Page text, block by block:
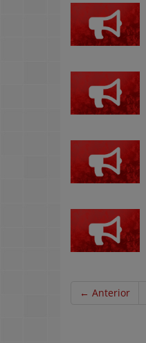
← Anterior